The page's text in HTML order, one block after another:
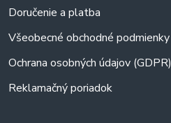
Doručenie a platba
Všeobecné obchodné podmienky
Ochrana osobných údajov (GDPR)
Reklamačný poriadok